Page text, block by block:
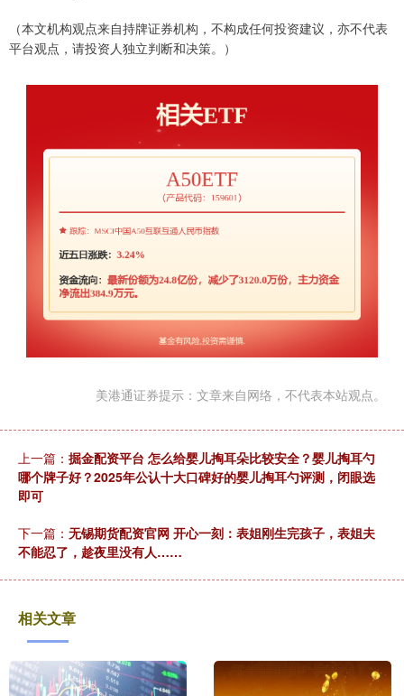
（本文机构观点来自持牌证券机构，不构成任何投资建议，亦不代表
平台观点，请投资人独立判断和决策。）
美港通证券提示：文章来自网络，不代表本站观点。
上一篇： 掘金配资平台 怎么给婴儿掏耳朵比较安全？婴儿掏耳勺
哪个牌子好？2025年公认十大口碑好的婴儿掏耳勺评测，闭眼选
即可
下一篇： 无锡期货配资官网 开心一刻：表姐刚生完孩子，表姐夫
不能忍了，趁夜里没有人……
相关文章